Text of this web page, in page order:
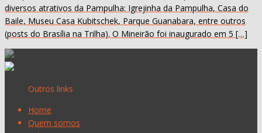
diversos atrativos da Pampulha: Igrejinha da Pampulha, Casa do
Baile, Museu Casa Kubitschek, Parque Guanabara, entre outros
(posts do Brasília na Trilha). O Mineirão foi inaugurado em 5 […]
Outros links
Home
Quem somos